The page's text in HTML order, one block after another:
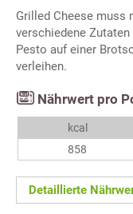
Grilled Cheese muss
verschiedene
Pesto auf einer
verleihen.
Nährwert pro
kcal
858
Detaillierte